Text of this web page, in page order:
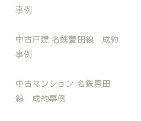
事例
中古戸建 名鉄豊田線 成約
事例
中古マンション 名鉄豊田
線 成約事例